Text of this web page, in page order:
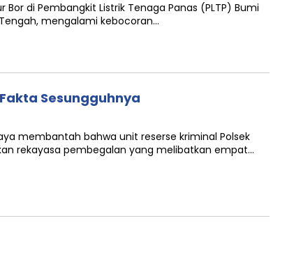
di Pembangkit Listrik Tenaga Panas (PLTP) Bumi
mengalami kebocoran…
Sesungguhnya
membantah bahwa unit reserse kriminal Polsek
rekayasa pembegalan yang melibatkan empat…